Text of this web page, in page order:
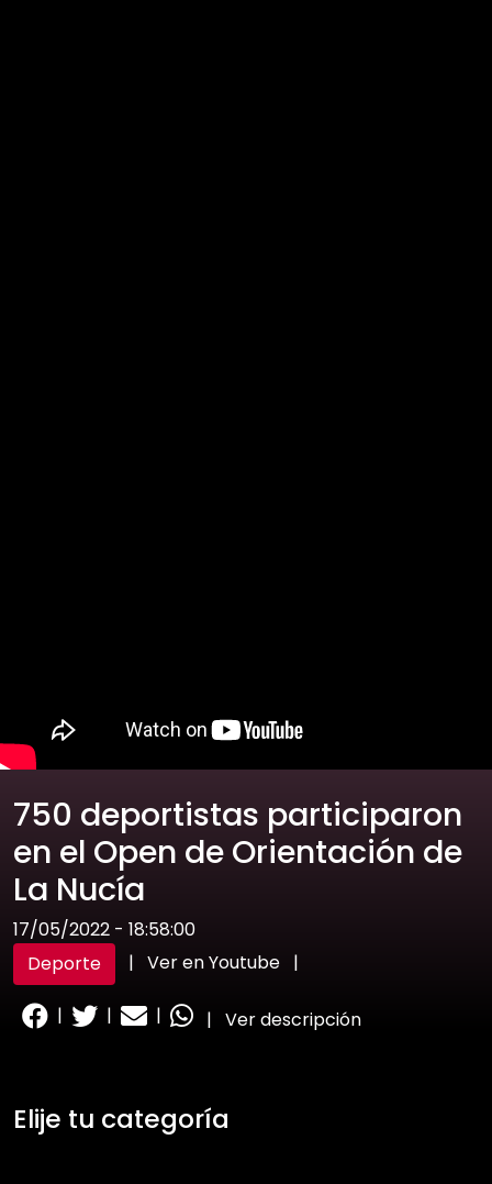
750 deportistas participaron
en el Open de Orientación de
La Nucía
17/05/2022 - 18:58:00
Deporte
| Ver en Youtube |
| | | | Ver descripción
Elije tu categoría